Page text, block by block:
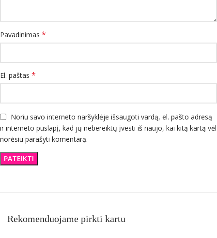
Pavadinimas *
El. paštas *
Noriu savo interneto naršyklėje išsaugoti vardą, el. pašto adresą
ir interneto puslapį, kad jų nebereiktų įvesti iš naujo, kai kitą kartą vėl
norėsiu parašyti komentarą.
Rekomenduojame pirkti kartu